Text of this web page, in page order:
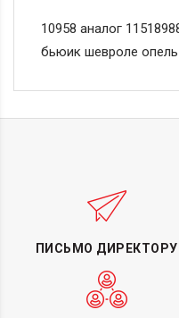
10958 аналог
бьюик шевроле
ПИСЬМО ДИРЕКТОРУ